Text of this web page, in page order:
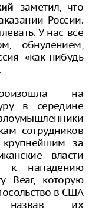
заметил, что
России.
У нас все
обнулением,
«как-нибудь
на
в середине
сотрудников
за
власти
к нападению
Bear, которую
в США
назвав их